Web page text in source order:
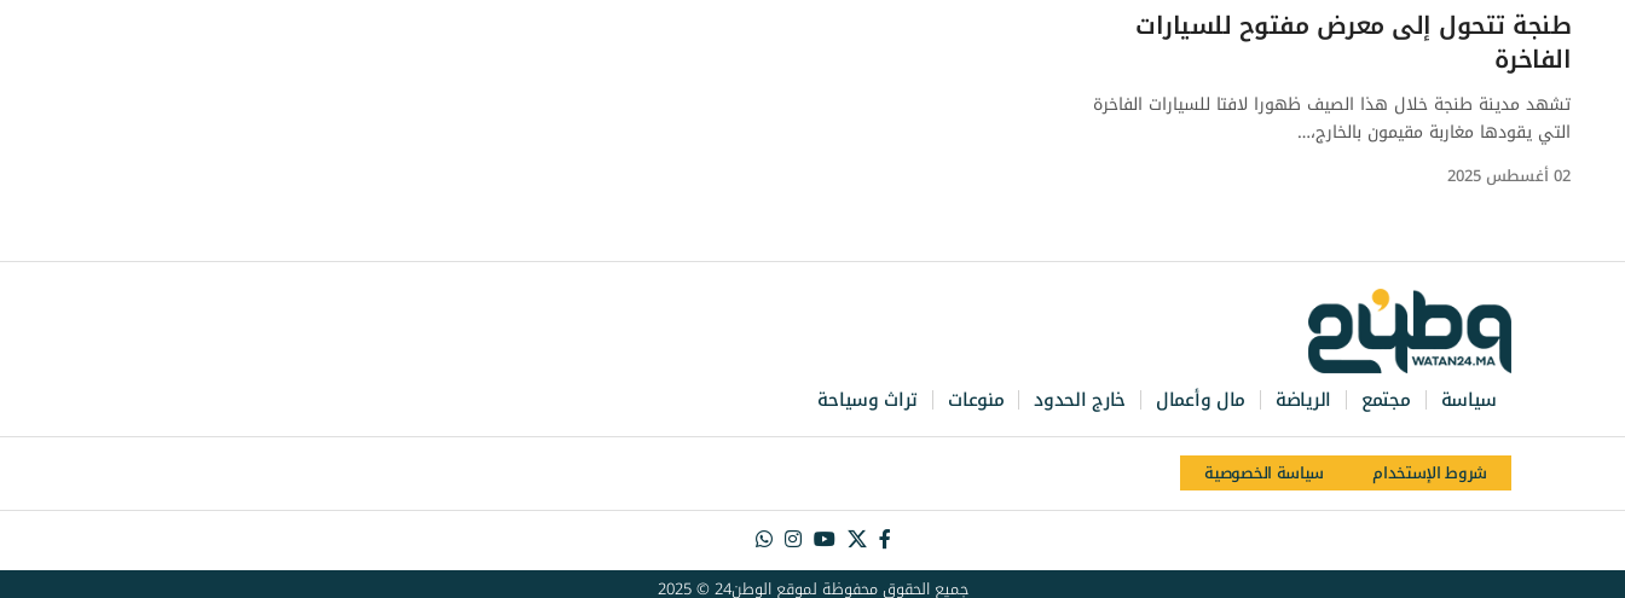
طنجة تتحول إلى معرض مفتوح للسيارات
الفاخرة
تشهد مدينة طنجة خلال هذا الصيف ظهورا لافتا للسيارات الفاخرة
التي يقودها مغاربة مقيمون بالخارج،…
02 أغسطس 2025
سياسة مجتمع الرياضة مال وأعمال خارج الحدود منوعات تراث وسياحة
شروط الإستخدام سياسة الخصوصية
جميع الحقوق محفوظة لموقع الوطن24 © 2025